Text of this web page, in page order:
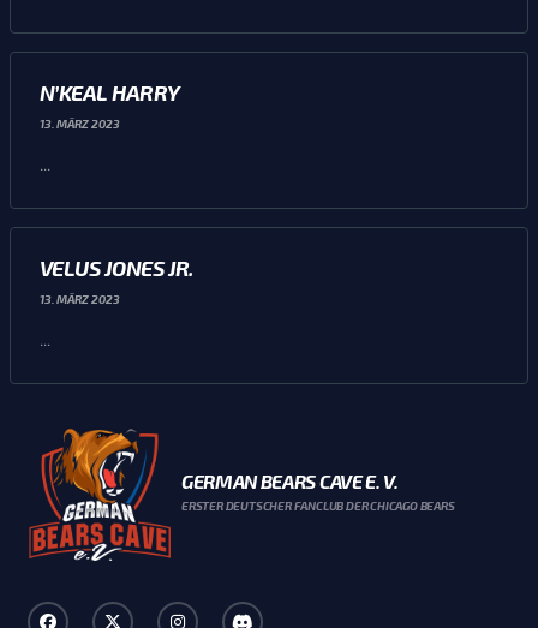
N’KEAL HARRY
13. MÄRZ 2023
...
VELUS JONES JR.
13. MÄRZ 2023
...
GERMAN BEARS CAVE E. V.
ERSTER DEUTSCHER FANCLUB DER CHICAGO BEARS